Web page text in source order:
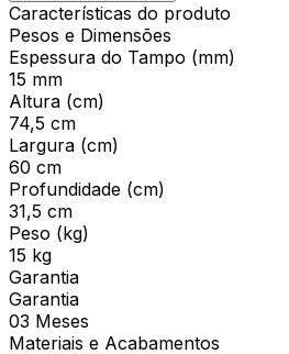
Características do produto
Pesos e Dimensões
Espessura do Tampo (mm)
15 mm
Altura (cm)
74,5 cm
Largura (cm)
60 cm
Profundidade (cm)
31,5 cm
Peso (kg)
15 kg
Garantia
Garantia
03 Meses
Materiais e Acabamentos